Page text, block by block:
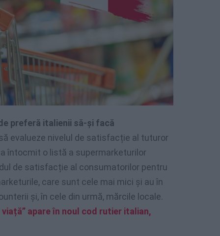
preferă italienii să-și facă
evalueze nivelul de satisfacție al tuturor
întocmit o listă a supermarketurilor
de satisfacție al consumatorilor pentru
care sunt cele mai mici și au în
și, în cele din urmă, mărcile locale.
apare în noul cod rutier italian,